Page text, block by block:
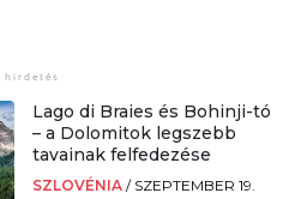
Lago di Braies és Bohinji-tó
– a Dolomitok legszebb
tavainak felfedezése
SZLOVÉNIA / SZEPTEMBER 19.